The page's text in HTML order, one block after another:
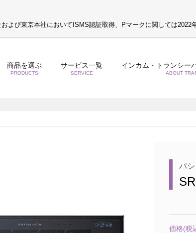
よび東京本社においてISMS認証取得、Pマークに関しては2022
商品を選ぶ
PRODUCTS
サービス一覧
SERVICE
インカム・トランシー
ABOUT
パシ
価格(税